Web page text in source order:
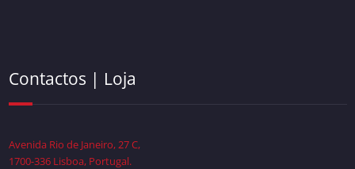
Contactos | Loja
Avenida Rio de Janeiro, 27 C,
1700-336 Lisboa, Portugal.